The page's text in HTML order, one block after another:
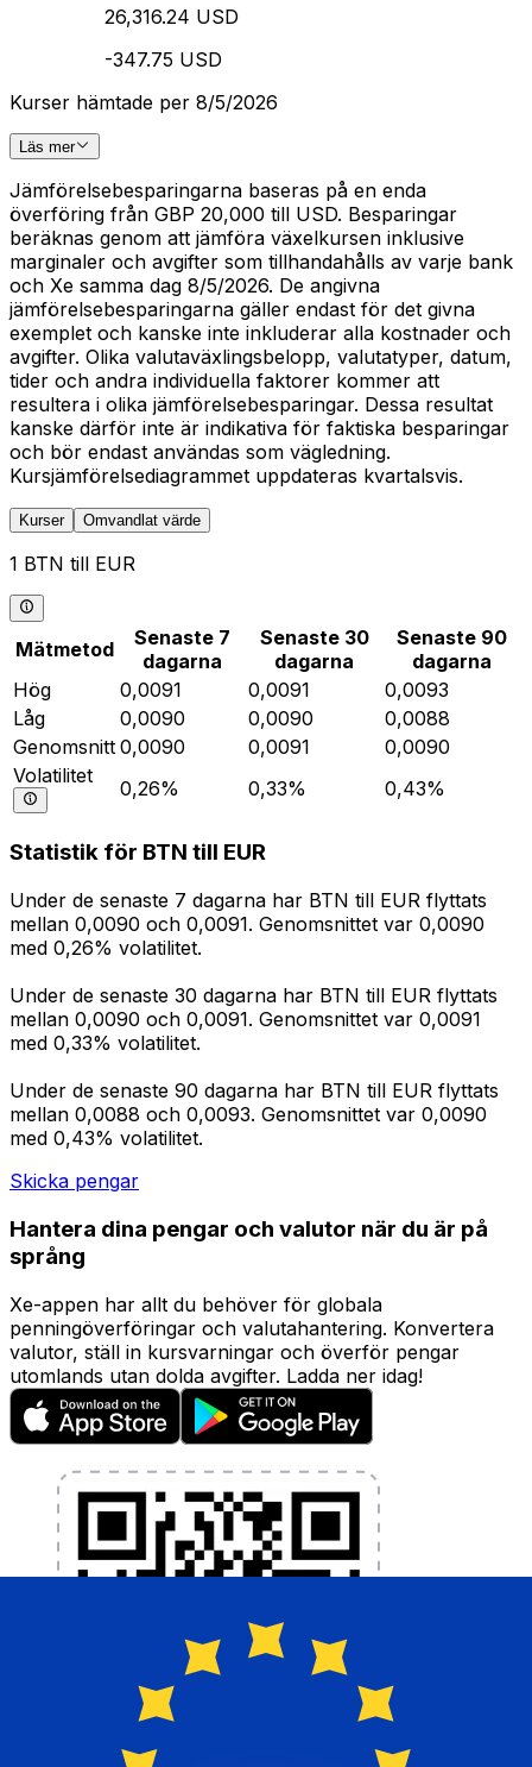
26,316.24 USD
-347.75 USD
Kurser hämtade per 8/5/2026
Läs mer
Jämförelsebesparingarna baseras på en enda
överföring från GBP 20,000 till USD. Besparingar
beräknas genom att jämföra växelkursen inklusive
marginaler och avgifter som tillhandahålls av varje bank
och Xe samma dag 8/5/2026. De angivna
jämförelsebesparingarna gäller endast för det givna
exemplet och kanske inte inkluderar alla kostnader och
avgifter. Olika valutaväxlingsbelopp, valutatyper, datum,
tider och andra individuella faktorer kommer att
resultera i olika jämförelsebesparingar. Dessa resultat
kanske därför inte är indikativa för faktiska besparingar
och bör endast användas som vägledning.
Kursjämförelsediagrammet uppdateras kvartalsvis.
Kurser Omvandlat värde
1 BTN till EUR
Mätmetod
Senaste 7
dagarna
Senaste 30
dagarna
Senaste 90
dagarna
Hög
0,0091 0,0091
0,0093
Låg
0,0090 0,0090
0,0088
Genomsnitt 0,0090 0,0091
0,0090
Volatilitet
0,26% 0,33% 0,43%
Statistik för BTN till EUR
Under de senaste 7 dagarna har BTN till EUR flyttats
mellan 0,0090 och 0,0091. Genomsnittet var 0,0090
med 0,26% volatilitet.
Under de senaste 30 dagarna har BTN till EUR flyttats
mellan 0,0090 och 0,0091. Genomsnittet var 0,0091
med 0,33% volatilitet.
Under de senaste 90 dagarna har BTN till EUR flyttats
mellan 0,0088 och 0,0093. Genomsnittet var 0,0090
med 0,43% volatilitet.
Skicka pengar
Hantera dina pengar och valutor när du är på
språng
Xe-appen har allt du behöver för globala
penningöverföringar och valutahantering. Konvertera
valutor, ställ in kursvarningar och överför pengar
utomlands utan dolda avgifter. Ladda ner idag!